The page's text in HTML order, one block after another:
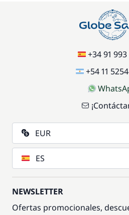
+34 91 993
+54 11
EUR
ES
NEWSLETTER
Ofertas promocionales,